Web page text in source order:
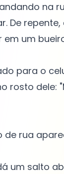
na
De
em um
para o
rosto dele:
de rua
um salto